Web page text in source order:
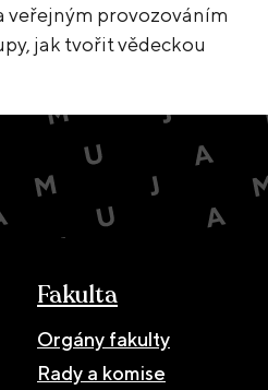
veřejným provozováním
jak tvořit vědeckou
Fakulta
Orgány fakulty
Rady a komise